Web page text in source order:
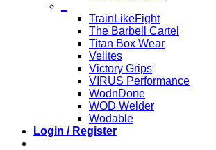
TrainLikeFight
The Barbell Cartel
Titan Box Wear
Velites
Victory Grips
VIRUS Performance
WodnDone
WOD Welder
Wodable
Login / Register